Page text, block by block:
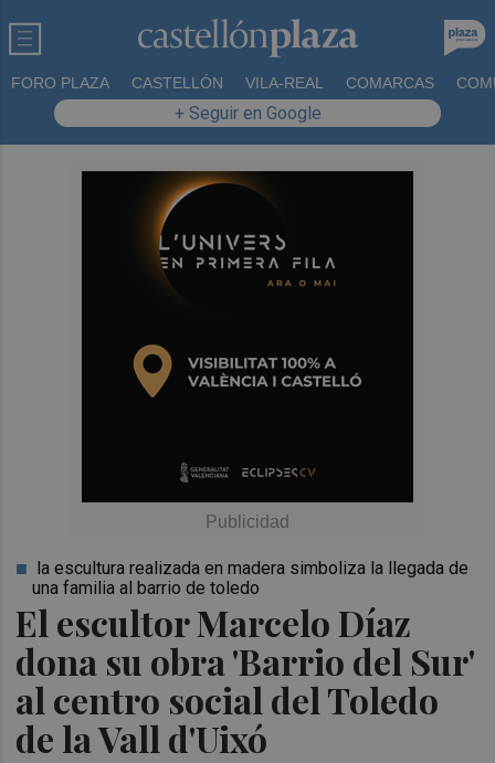
FORO PLAZA CASTELLÓN VILA-REAL COMARCAS
+ Seguir en Google
El escultor Marcelo Díaz
dona su obra 'Barrio del Sur'
al centro social del Toledo
de la Vall d'Uixó
la escultura realizada en madera simboliza la llegada de
una familia al barrio de toledo